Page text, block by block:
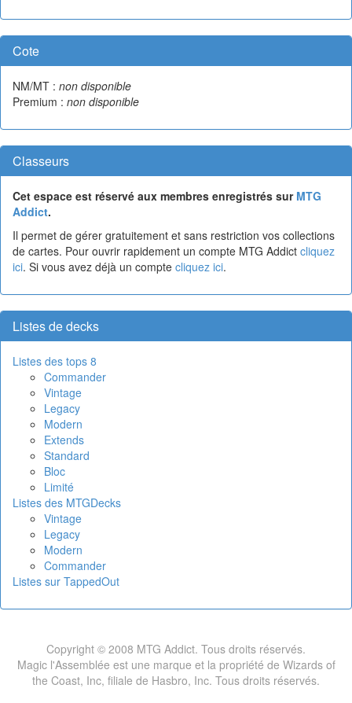
Cote
NM/MT : non disponible
Premium : non disponible
Classeurs
Cet espace est réservé aux membres enregistrés sur MTG
Addict.
Il permet de gérer gratuitement et sans restriction vos collections
de cartes. Pour ouvrir rapidement un compte MTG Addict cliquez
ici. Si vous avez déjà un compte cliquez ici.
Listes de decks
Listes des tops 8
Commander
Vintage
Legacy
Modern
Extends
Standard
Bloc
Limité
Listes des MTGDecks
Vintage
Legacy
Modern
Commander
Listes sur TappedOut
Copyright © 2008 MTG Addict. Tous droits réservés.
Magic l'Assemblée est une marque et la propriété de Wizards of
the Coast, Inc, filiale de Hasbro, Inc. Tous droits réservés.